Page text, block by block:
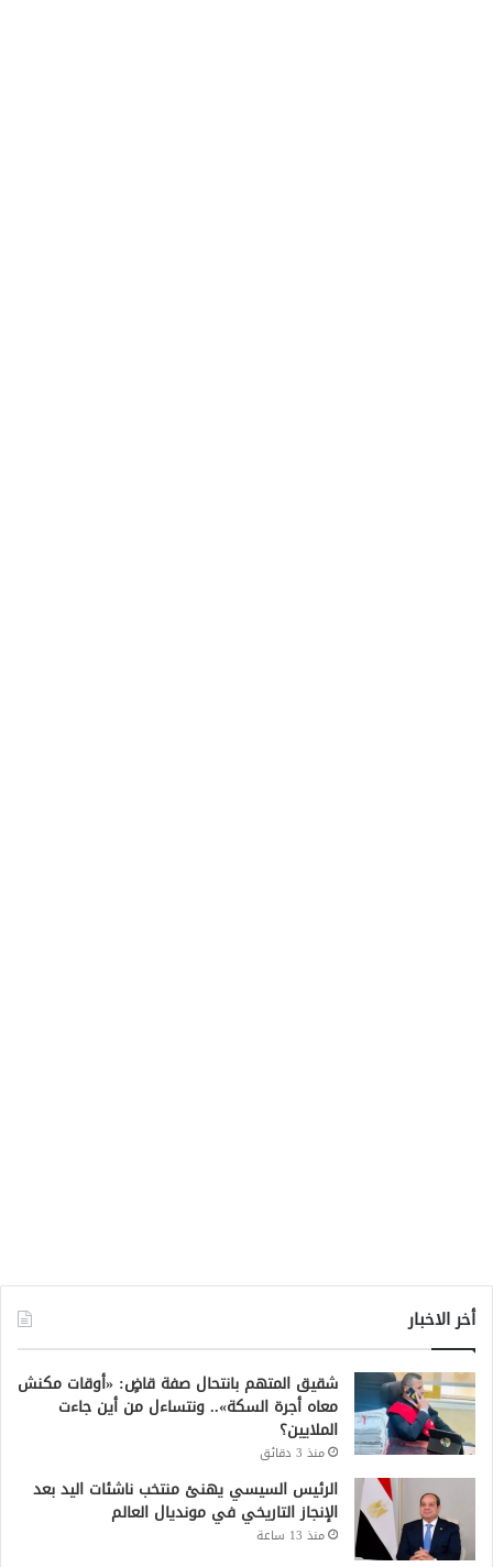
أخر الاخبار
شقيق المتهم بانتحال صفة قاضٍ: «أوقات مكنش
معاه أجرة السكة».. ونتساءل من أين جاءت
الملايين؟
منذ 3 دقائق
الرئيس السيسي يهنئ منتخب ناشئات اليد بعد
الإنجاز التاريخي في مونديال العالم
منذ 13 ساعة